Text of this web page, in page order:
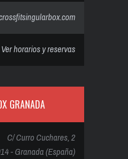
Ver horarios y reservas
GRANADA
C/ Curro Cuchares, 2
- Granada (España)